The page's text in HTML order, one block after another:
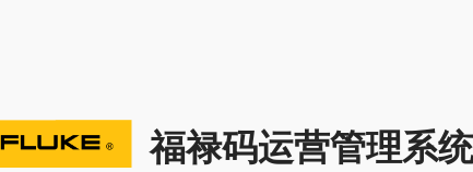
福禄码运营管理系统